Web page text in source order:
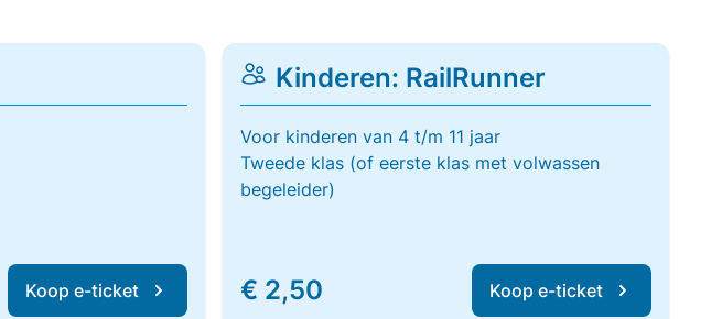
Koop e-ticket
Kinderen: RailRunner
Voor kinderen van 4 t/m 11 jaar
Tweede klas (of eerste klas met volwassen
begeleider)
€ 2,50 Koop e-ticket